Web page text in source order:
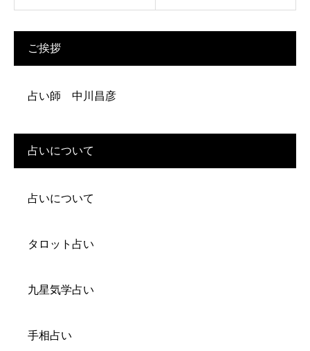
ご挨拶
占い師 中川昌彦
占いについて
占いについて
タロット占い
九星気学占い
手相占い